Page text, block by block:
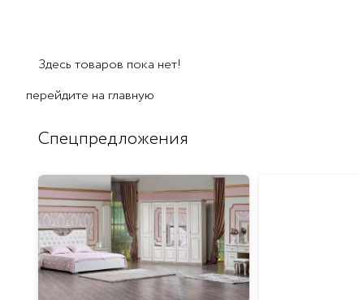
Здесь товаров пока нет!
перейдите на главную
Спецпредложения